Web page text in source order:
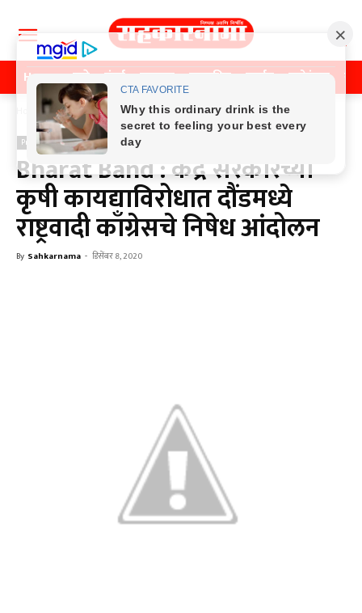
Home पुणे मुंबई महाराष्ट्र राजकीय क्राईम मनोरंजन
Home Previos News
Previos News
Bharat Band : केंद्र सरकारच्या
कृषी कायद्याविरोधात दौंडमध्ये
राष्ट्रवादी काँग्रेसचे निषेध आंदोलन
By Sahkarnama - डिसेंबर 8, 2020